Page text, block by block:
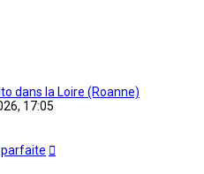
dans la Loire (Roanne)
17:05
parfaite